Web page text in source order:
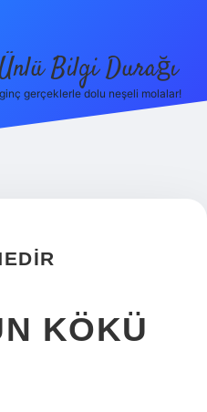
Ünlü Bilgi Durağı
gerçeklerle dolu neşeli molalar!
KÖKÜ